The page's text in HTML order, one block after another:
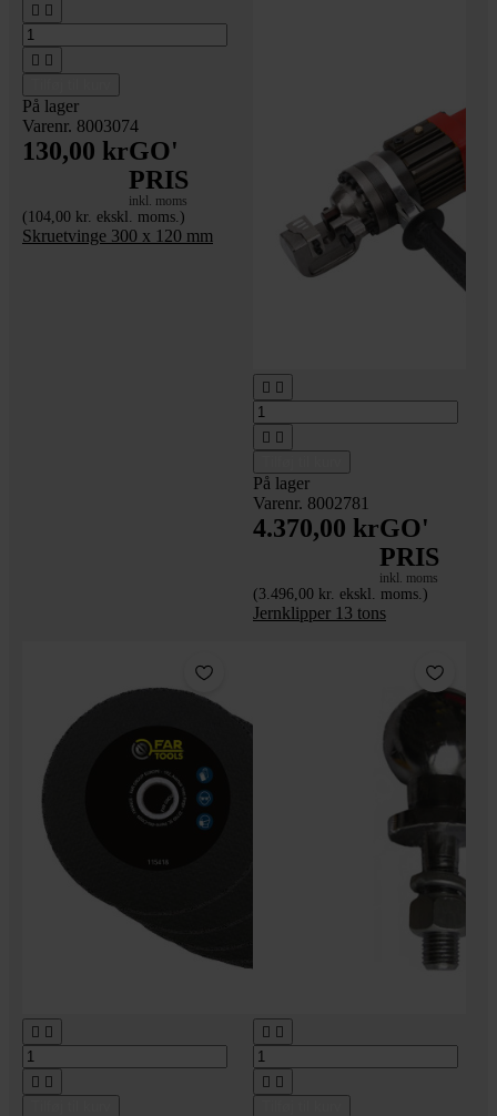
 
 
På lager
Varenr. 8003074
130,00 krGO'
PRIS
inkl. moms
(104,00 kr. ekskl. moms.)
Skruetvinge 300 x 120 mm
 
 
På lager
Varenr. 8002781
4.370,00 krGO'
PRIS
inkl. moms
(3.496,00 kr. ekskl. moms.)
Jernklipper 13 tons
 
 
 
 